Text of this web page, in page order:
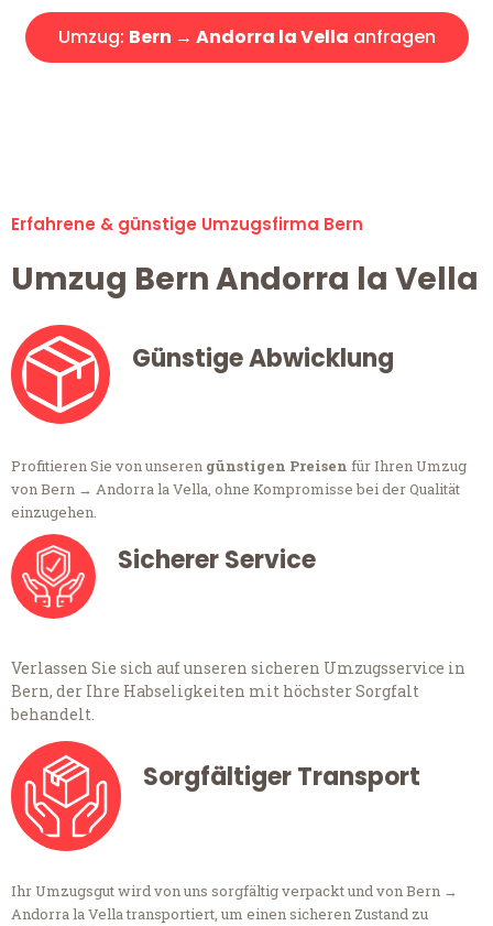
Umzug: Bern → Andorra la Vella anfragen
Erfahrene & günstige Umzugsfirma Bern
Umzug Bern Andorra la Vella
Günstige Abwicklung
Profitieren Sie von unseren günstigen Preisen für Ihren Umzug
von Bern → Andorra la Vella, ohne Kompromisse bei der Qualität
einzugehen.
Sicherer Service
Verlassen Sie sich auf unseren sicheren Umzugsservice in
Bern, der Ihre Habseligkeiten mit höchster Sorgfalt
behandelt.
Sorgfältiger Transport
Ihr Umzugsgut wird von uns sorgfältig verpackt und von Bern →
Andorra la Vella transportiert, um einen sicheren Zustand zu